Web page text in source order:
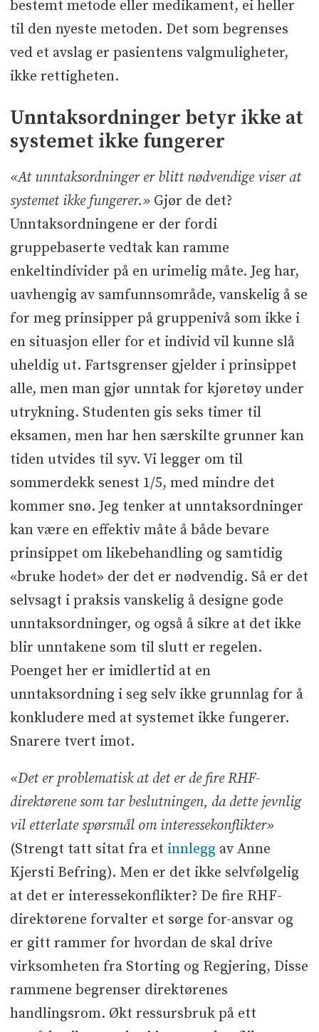
bestemt metode eller medikament, ei heller
til den nyeste metoden. Det som begrenses
ved et avslag er pasientens valgmuligheter,
ikke rettigheten.
Unntaksordninger betyr ikke at
systemet ikke fungerer
«At unntaksordninger er blitt nødvendige viser at
systemet ikke fungerer.»Gjør de det?
Unntaksordningene er der fordi
gruppebaserte vedtak kan ramme
enkeltindivider på en urimelig måte. Jeg har,
uavhengig av samfunnsområde, vanskelig å se
for meg prinsipper på gruppenivå som ikke i
en situasjon eller for et individ vil kunne slå
uheldig ut. Fartsgrenser gjelder i prinsippet
alle, men man gjør unntak for kjøretøy under
utrykning. Studenten gis seks timer til
eksamen, men har hen særskilte grunner kan
tiden utvides til syv. Vi legger om til
sommerdekk senest 1/5, med mindre det
kommer snø. Jeg tenker at unntaksordninger
kan være en effektiv måte å både bevare
prinsippet om likebehandling og samtidig
«bruke hodet» der det er nødvendig. Så er det
selvsagt i praksis vanskelig å designe gode
unntaksordninger, og også å sikre at det ikke
blir unntakene som til slutt er regelen.
Poenget her er imidlertid at en
unntaksordning i seg selv ikke grunnlag for å
konkludere med at systemet ikke fungerer.
Snarere tvert imot.
«Det er problematisk at det er de fire RHF-
direktørene som tar beslutningen, da dette jevnlig
vil etterlate spørsmål om interessekonflikter»
(Strengt tatt sitat fra et innlegg av Anne
Kjersti Befring). Men er det ikke selvfølgelig
at det er interessekonflikter? De fire RHF-
direktørene forvalter et sørge for-ansvar og
er gitt rammer for hvordan de skal drive
virksomheten fra Storting og Regjering, Disse
rammene begrenser direktørenes
handlingsrom. Økt ressursbruk på ett